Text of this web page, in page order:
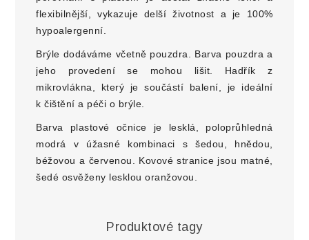
flexibilnější, vykazuje delší životnost a je 100%
hypoalergenní.
Brýle dodáváme včetně pouzdra. Barva pouzdra a
jeho provedení se mohou lišit. Hadřík z
mikrovlákna, který je součástí balení, je ideální
k čištění a péči o brýle.
Barva plastové očnice je lesklá, poloprůhledná
modrá v úžasné kombinaci s šedou, hnědou,
béžovou a červenou. Kovové stranice jsou matné,
šedé osvěženy lesklou oranžovou.
Produktové tagy